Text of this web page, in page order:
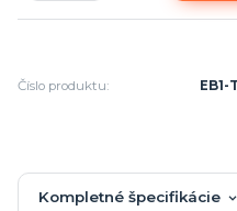
Číslo produktu: EB1-
Kompletné špecifikácie